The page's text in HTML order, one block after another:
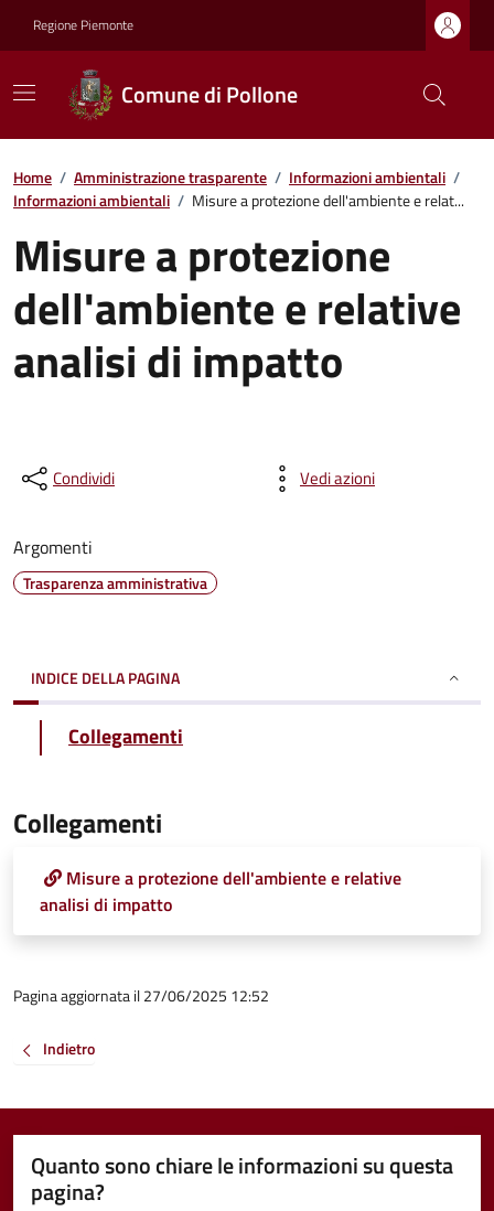
Regione Piemonte
Comune di Pollone
Home / Amministrazione trasparente / Informazioni ambientali /
Informazioni ambientali / Misure a protezione dell'ambiente e relat...
Misure a protezione
dell'ambiente e relative
analisi di impatto
Condividi Vedi azioni
Argomenti
Trasparenza amministrativa
INDICE DELLA PAGINA
Collegamenti
Collegamenti
Misure a protezione dell'ambiente e relative
analisi di impatto
Pagina aggiornata il 27/06/2025 12:52
Indietro
Quanto sono chiare le informazioni su questa
pagina?